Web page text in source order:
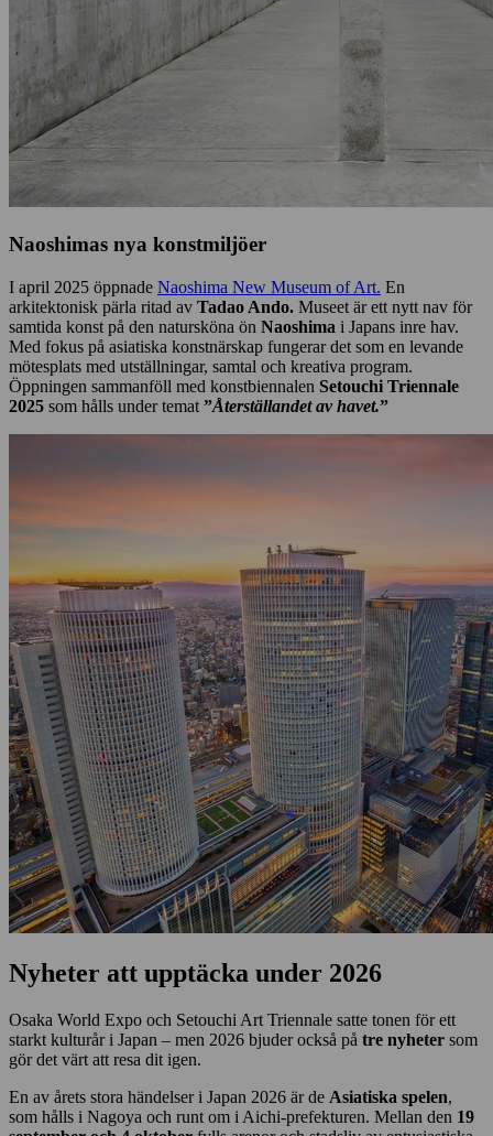
Naoshimas nya konstmiljöer
I april 2025 öppnade Naoshima New Museum of Art. En
arkitektonisk pärla ritad av Tadao Ando. Museet är ett nytt nav för
samtida konst på den natursköna ön Naoshima i Japans inre hav.
Med fokus på asiatiska konstnärskap fungerar det som en levande
mötesplats med utställningar, samtal och kreativa program.
Öppningen sammanföll med konstbiennalen Setouchi Triennale
2025 som hålls under temat ”Återställandet av havet.”
Nyheter att upptäcka under 2026
Osaka World Expo och Setouchi Art Triennale satte tonen för ett
starkt kulturår i Japan – men 2026 bjuder också på tre nyheter som
gör det värt att resa dit igen.
En av årets stora händelser i Japan 2026 är de Asiatiska spelen,
som hålls i Nagoya och runt om i Aichi-prefekturen. Mellan den 19